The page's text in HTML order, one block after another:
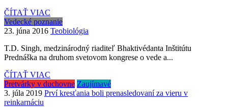
ČÍTAŤ VIAC
Vedecké poznanie
23. júna 2016 Teobiológia
T.D. Singh, medzinárodný riaditeľ Bhaktivédanta Inštitútu
Prednáška na druhom svetovom kongrese o vede a...
ČÍTAŤ VIAC
Pretvárky v duchovne Zaujímavé
3. júla 2019 Prví kresťania boli prenasledovaní za vieru v
reinkarnáciu